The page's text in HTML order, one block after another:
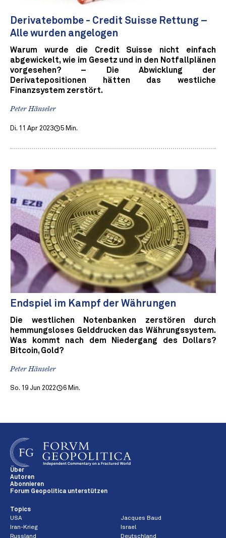
Derivatebombe - Credit Suisse Rettung –
Alle wurden angelogen
Warum wurde die Credit Suisse nicht einfach
abgewickelt, wie im Gesetz und in den Notfallplänen
vorgesehen? – Die Abwicklung der
Derivatepositionen hätten das westliche
Finanzsystem zerstört.
Peter Hänseler
Di. 11 Apr 2023 5 Min.
Endspiel im Kampf der Währungen
Die westlichen Notenbanken zerstören durch
hemmungsloses Gelddrucken das Währungssystem.
Was kommt nach dem Niedergang des Dollars?
Bitcoin, Gold?
Peter Hänseler
So. 19 Jun 2022 6 Min.
Über
Autoren
Abonnieren
Forum Geopolitica unterstützen
Topics
USA
Jacques Baud
Iran-Krieg
Israel
Russland
Deutschland